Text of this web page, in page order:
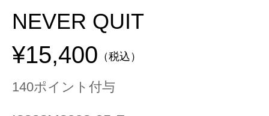
NEVER QUIT
¥15,400 （税込）
140ポイント付与